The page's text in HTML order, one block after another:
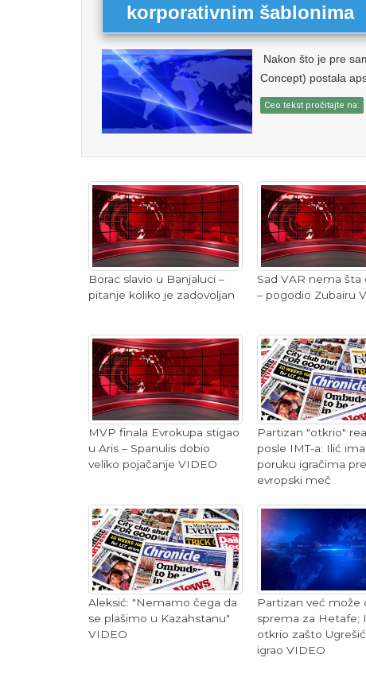
korporativnim šablonima
Nakon što je pre
Concept) postala
Ceo tekst pročitajte na:
Borac slavio u Banjaluci –
pitanje koliko je zadovoljan
Sad VAR nema šta
– pogodio Zubairu
MVP finala Evrokupa stigao
u Aris – Spanulis dobio
veliko pojačanje VIDEO
Partizan "otkrio"
posle IMT-a: Ilić
poruku igračima
evropski meč
Aleksić: "Nemamo čega da
se plašimo u Kazahstanu"
VIDEO
Partizan već može
sprema za Hetafe;
otkrio zašto
igrao VIDEO